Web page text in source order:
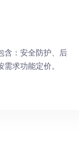
含：安全防护、
后
求功能定价。